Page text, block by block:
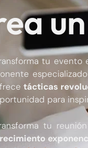
tu evento
tácticas
para
tu